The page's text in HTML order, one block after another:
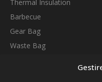
Thermal Insulation
Barbecue
Gear Bag
Waste Bag